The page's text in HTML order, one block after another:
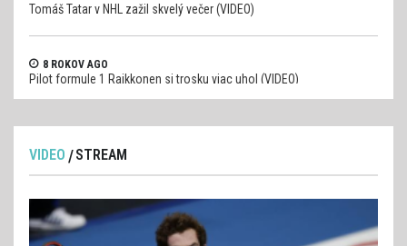
Tomáš Tatar v NHL zažil skvelý večer (VIDEO)
8 ROKOV AGO
Pilot formule 1 Raikkonen si trosku viac uhol (VIDEO)
VIDEO STREAM